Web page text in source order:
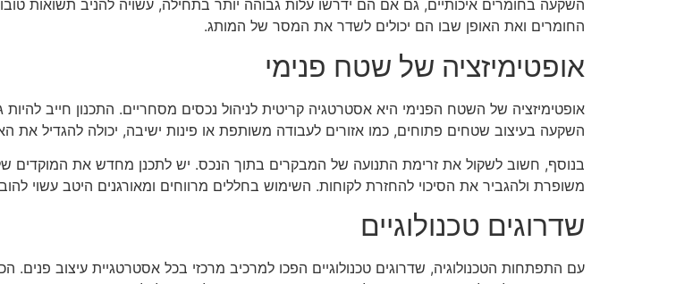
השקעה בחומרים איכותיים, גם אם הם ידרשו עלות גבוהה יותר בתחילה, עשויה להניב תשואות
החומרים ואת האופן שבו הם יכולים לשדר את המסר של המותג.
אופטימיזציה של שטח פנימי
אופטימיזציה של השטח הפנימי היא אסטרטגיה קריטית לניהול נכסים מסחריים. התכנון חייב
השקעה בעיצוב שטחים פתוחים, כמו אזורים לעבודה משותפת או פינות ישיבה, יכולה להגדיל את
בנוסף, חשוב לשקול את זרימת התנועה של המבקרים בתוך הנכס. יש לתכנן מחדש את המוקדים של
משופרת ולהגביר את הסיכוי להחזרת לקוחות. השימוש בחללים מרווחים ומאורגנים היטב עשוי
שדרוגים טכנולוגיים
עם התפתחות הטכנולוגיה, שדרוגים טכנולוגיים הפכו למרכיב מרכזי בכל אסטרטגיית עיצוב פנים.